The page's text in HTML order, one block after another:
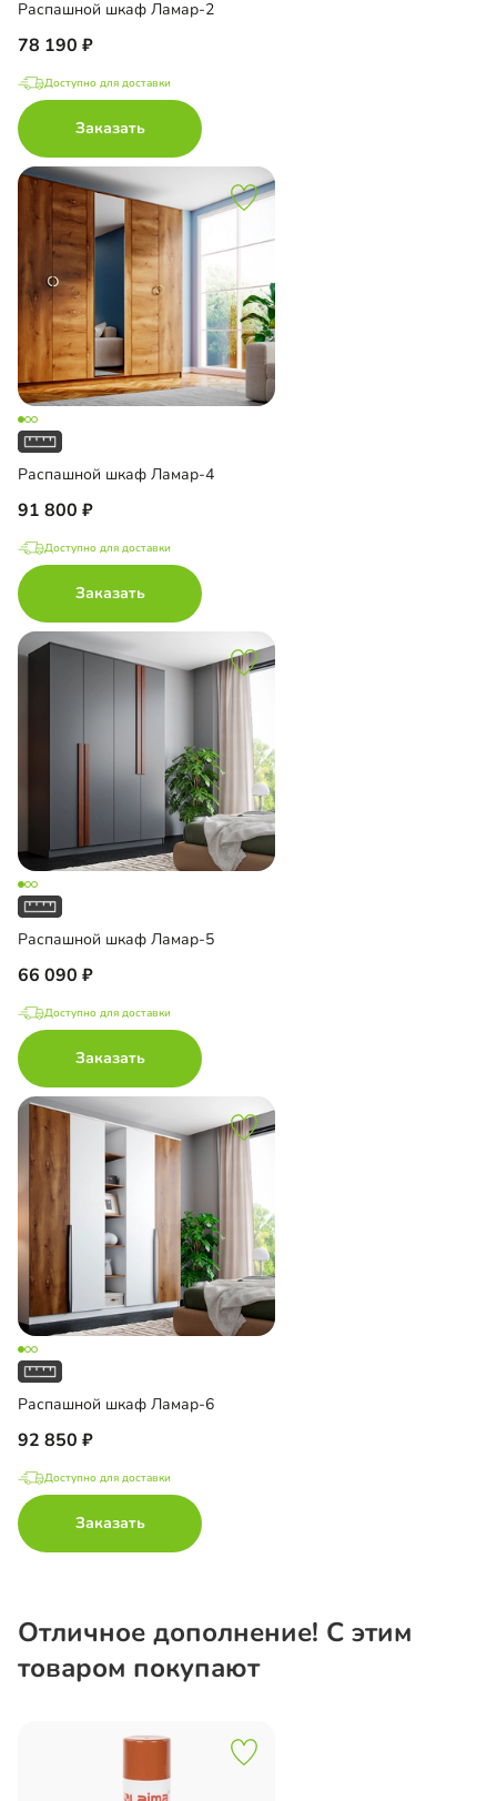
Распашной шкаф Ламар-2
78 190
Доступно для доставки
Заказать
Распашной шкаф Ламар-4
91 800
Доступно для доставки
Заказать
Распашной шкаф Ламар-5
66 090
Доступно для доставки
Заказать
Распашной шкаф Ламар-6
92 850
Доступно для доставки
Заказать
Отличное дополнение! С этим
товаром покупают